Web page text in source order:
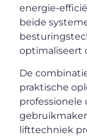
energie-
beide
optimaliseert
De
praktische
professionele
lifttechniek